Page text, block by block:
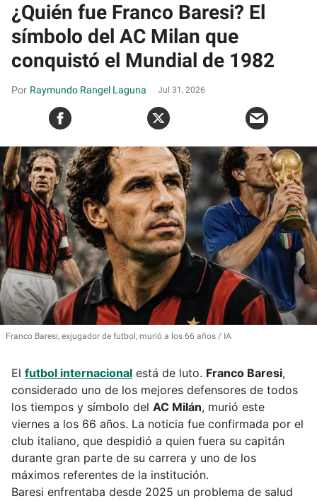
¿Quién fue Franco Baresi? El
símbolo del AC Milan que
conquistó el Mundial de 1982
Raymundo Rangel Laguna Jul 31, 2026
Franco Baresi, exjugador de futbol, murió a los 66 años IA
El futbol internacional está de luto. Franco Baresi,
considerado uno de los mejores defensores de todos
los tiempos y símbolo del AC Milán, murió este
viernes a los 66 años. La noticia fue confirmada por el
club italiano, que despidió a quien fuera su capitán
durante gran parte de su carrera y uno de los
máximos referentes de la institución.
Baresi enfrentaba desde 2025 un problema de salud